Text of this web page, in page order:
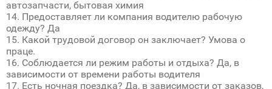
автозапчасти, бытовая химия
14. Предоставляет ли компания водителю рабочую
одежду? Да
15. Какой трудовой договор он заключает? Умова о
праце.
16. Соблюдается ли режим работы и отдыха? Да, в
зависимости от времени работы водителя
17. Есть ночная поездка? Да, в зависимости от заказов,